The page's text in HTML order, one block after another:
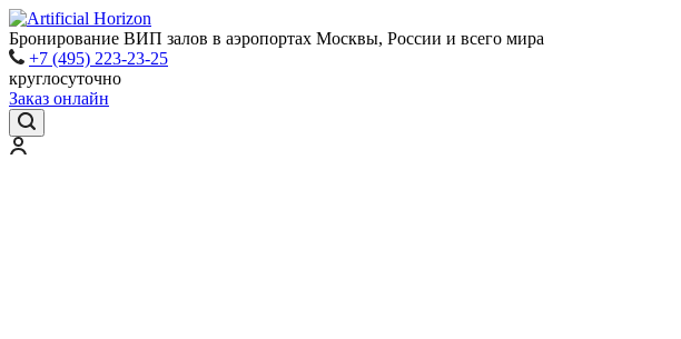
Бронирование ВИП залов в аэропортах Москвы, России и всего мира
+7 (495) 223-23-25
круглосуточно
Заказ онлайн